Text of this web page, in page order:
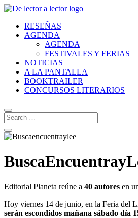
RESEÑAS
AGENDA
AGENDA
FESTIVALES Y FERIAS
NOTICIAS
A LA PANTALLA
BOOKTRAILER
CONCURSOS LITERARIOS
Editorial Planeta reúne a 40 autores en
Hoy viernes 14 de junio, en la Feria del
serán escondidos mañana sábado día